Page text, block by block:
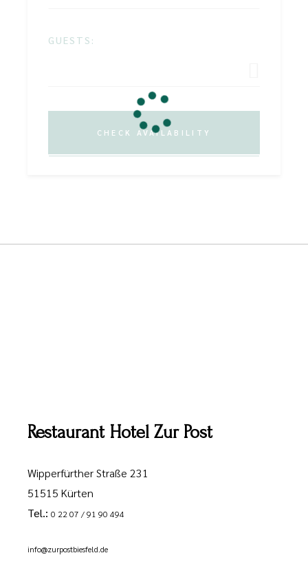
GUESTS:
CHECK AVAILABILITY
Restaurant Hotel Zur Post
Wipperfürther Straße 231
51515 Kürten
Tel.: 0 22 07 / 91 90 494
info@zurpostbiesfeld.de